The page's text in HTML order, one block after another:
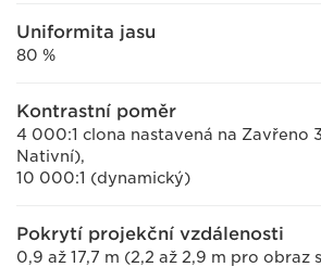
Uniformita jasu
80 %
Kontrastní poměr
4 000:1 clona nastavená na Zavřeno
Nativní),
10 000:1 (dynamický)
Pokrytí projekční vzdálenosti
0,9 až 17,7 m (2,2 až 2,9 m pro obraz